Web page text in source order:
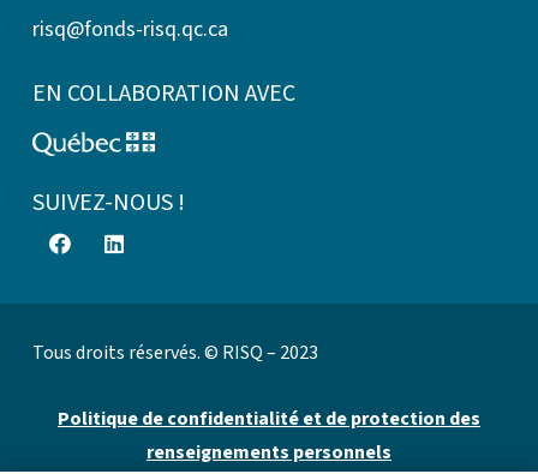
risq@fonds-risq.qc.ca
EN COLLABORATION AVEC
SUIVEZ-NOUS !
Tous droits réservés. © RISQ – 2023
Politique de confidentialité et de protection des
renseignements personnels